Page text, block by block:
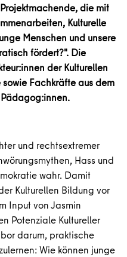
die mit
Kulturelle
Menschen und unsere
fördert?". Die
der Kulturellen
Fachkräfte aus dem
und rechtsextremer
Hass und
wahr. Damit
Kulturellen Bildung vor
Input von Jasmin
Potenziale Kultureller
darum, praktische
Wie können junge